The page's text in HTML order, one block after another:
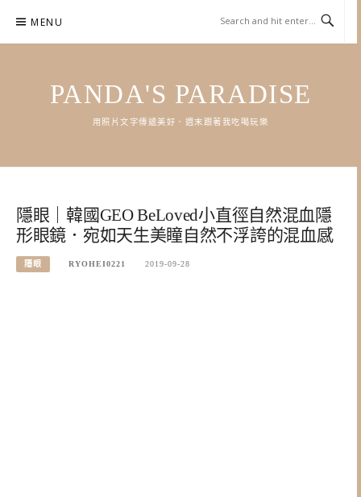
content
MENU
PANDA'S PARADISE
用照片文字傳遞美好．週末跟著我吃喝玩樂
隱眼｜韓國GEO BeLoved小直徑自然混血隱
形眼鏡．宛如天生美瞳自然不浮誇的混血感
隱眼 RYOHEI0221 2019-09-28